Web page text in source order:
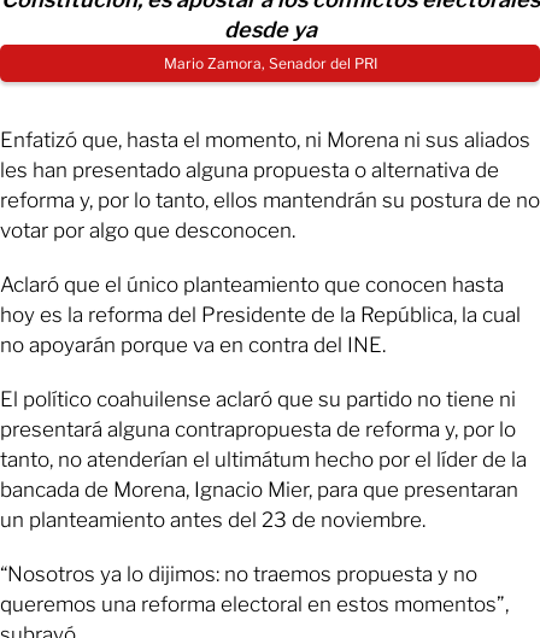
desde ya
Mario Zamora, Senador del PRI
Enfatizó que, hasta el momento, ni Morena ni sus aliados
les han presentado alguna propuesta o alternativa de
reforma y, por lo tanto, ellos mantendrán su postura de no
votar por algo que desconocen.
Aclaró que el único planteamiento que conocen hasta
hoy es la reforma del Presidente de la República, la cual
no apoyarán porque va en contra del INE.
El político coahuilense aclaró que su partido no tiene ni
presentará alguna contrapropuesta de reforma y, por lo
tanto, no atenderían el ultimátum hecho por el líder de la
bancada de Morena, Ignacio Mier, para que presentaran
un planteamiento antes del 23 de noviembre.
“Nosotros ya lo dijimos: no traemos propuesta y no
queremos una reforma electoral en estos momentos”,